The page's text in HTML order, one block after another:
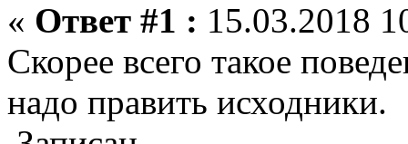
« Ответ #1 : 15.03.2018
Скорее всего такое
надо править исходники.